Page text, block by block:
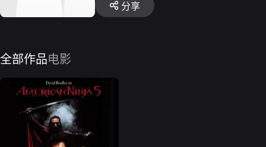
分享
全部作品电影